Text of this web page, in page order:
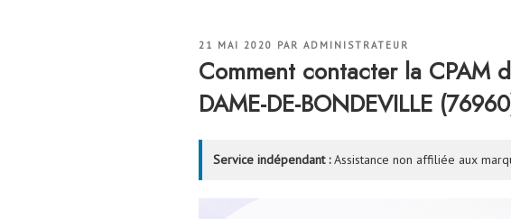
PUBLIÉ
21 MAI 2020 PAR ADMINISTRATEUR
Comment contacter la CPAM
DAME-DE-BONDEVILLE
Service indépendant :Assistance non affiliée aux